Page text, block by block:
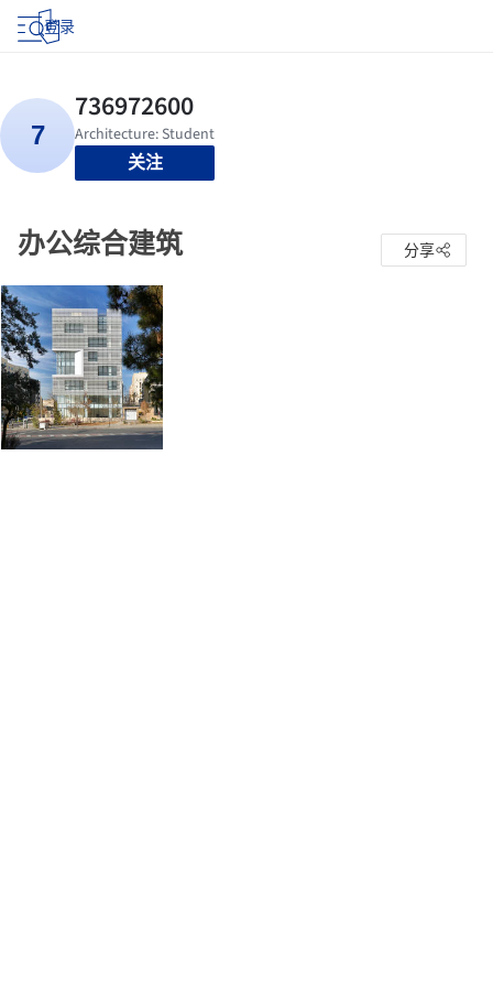
登录
关注
办公综合建筑 分享